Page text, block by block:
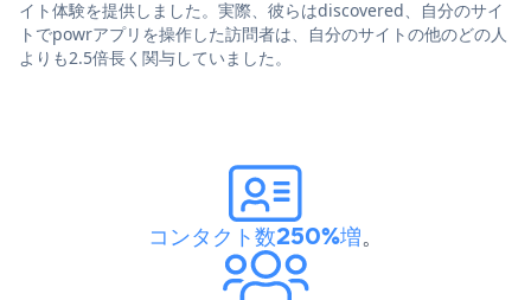
イト体験を提供しました。実際、彼らはdiscovered、自分のサイ
トでpowrアプリを操作した訪問者は、自分のサイトの他のどの人
よりも2.5倍長く関与していました。
コンタクト数250%増。